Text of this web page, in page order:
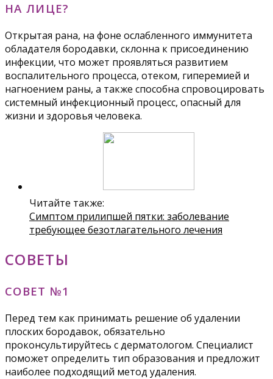
НА ЛИЦЕ?
Открытая рана, на фоне ослабленного иммунитета
обладателя бородавки, склонна к присоединению
инфекции, что может проявляться развитием
воспалительного процесса, отеком, гиперемией и
нагноением раны, а также способна спровоцировать
системный инфекционный процесс, опасный для
жизни и здоровья человека.
Читайте также:
Симптом прилипшей пятки: заболевание
требующее безотлагательного лечения
СОВЕТЫ
СОВЕТ №1
Перед тем как принимать решение об удалении
плоских бородавок, обязательно
проконсультируйтесь с дерматологом. Специалист
поможет определить тип образования и предложит
наиболее подходящий метод удаления.